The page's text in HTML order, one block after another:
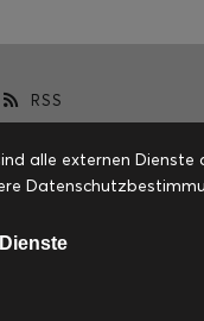
RSS
alle externen Dienste